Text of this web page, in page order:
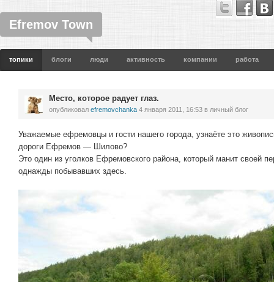
Efremov Town
топики блоги люди активность компании работа
Место, которое радует глаз.
опубликовал efremovchanka 4 января 2011, 16:53 в личный блог
Уважаемые ефремовцы и гости нашего города, узнаёте это
дороги Ефремов — Шилово?
Это один из уголков Ефремовского района, который манит своей
однажды побывавших здесь.